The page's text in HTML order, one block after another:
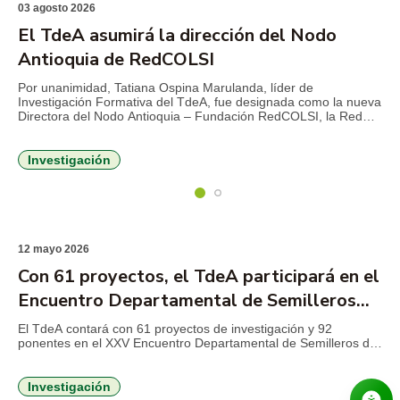
03 agosto 2026
El TdeA asumirá la dirección del Nodo
Antioquia de RedCOLSI
Por unanimidad, Tatiana Ospina Marulanda, líder de
Investigación Formativa del TdeA, fue designada como la nueva
Directora del Nodo Antioquia – Fundación RedCOLSI, la Red
Institución Universitaria asume la máxima coordinación
estratégica en la región. La […]
Investigación
12 mayo 2026
Con 61 proyectos, el TdeA participará en el
Encuentro Departamental de Semilleros
RedCOLSI 2026
El TdeA contará con 61 proyectos de investigación y 92
ponentes en el XXV Encuentro Departamental de Semilleros de
Visión de Las Américas y que reunirá a estudiantes
Investigación